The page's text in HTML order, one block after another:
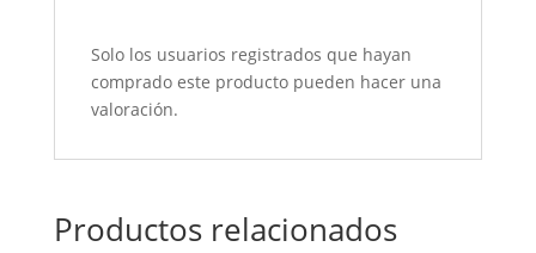
Solo los usuarios registrados que hayan
comprado este producto pueden hacer una
valoración.
Productos relacionados